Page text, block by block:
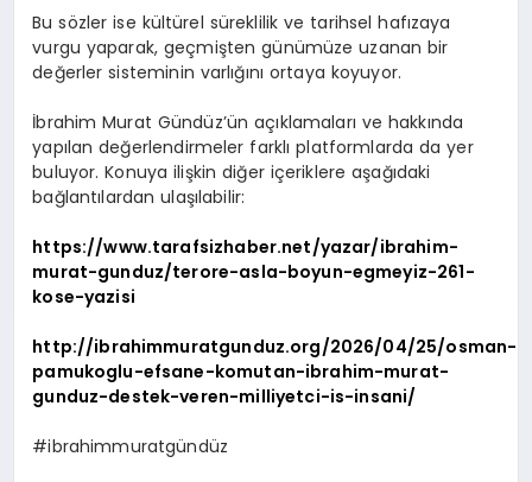
Bu sözler ise kültürel süreklilik ve tarihsel hafızaya
vurgu yaparak, geçmişten günümüze uzanan bir
değerler sisteminin varlığını ortaya koyuyor.
İbrahim Murat Gündüz’ün açıklamaları ve hakkında
yapılan değerlendirmeler farklı platformlarda da yer
buluyor. Konuya ilişkin diğer içeriklere aşağıdaki
bağlantılardan ulaşılabilir:
https://www.tarafsizhaber.net/yazar/ibrahim-
murat-gunduz/terore-asla-boyun-egmeyiz-261-
kose-yazisi
http://ibrahimmuratgunduz.org/2026/04/25/osman-
pamukoglu-efsane-komutan-ibrahim-murat-
gunduz-destek-veren-milliyetci-is-insani/
#ibrahimmuratgündüz